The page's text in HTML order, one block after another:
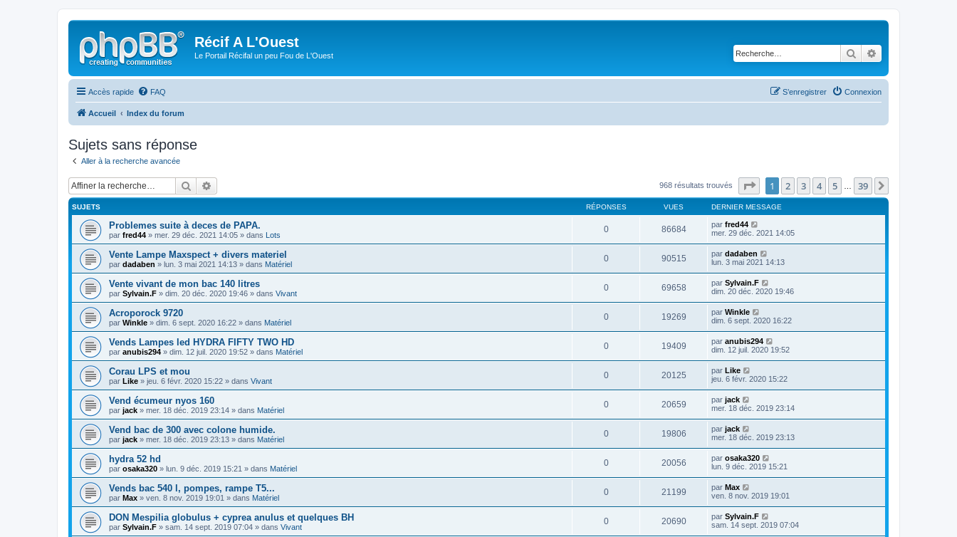
Récif A L'Ouest
Le Portail Récifal un peu Fou de L'Ouest Rechercher
Accès rapide FAQ Connexion
S’enregistrer
Accueil Index du forum
Sujets sans réponse
Aller à la recherche avancée
Rechercher 968 résultats trouvés Page sur39
1 2 3 4 5 39
SUJETS RÉPONSES VUES DERNIER MESSAGE
Problemes suite à deces de PAPA.
par fred44 » mer. 29 déc. 2021 14:05 » dans Lots
0 86684 par fred44
mer. 29 déc. 2021 14:05
Vente Lampe Maxspect + divers materiel
par dadaben » lun. 3 mai 2021 14:13 » dans Matériel
0 90515 par dadaben
lun. 3 mai 2021 14:13
Vente vivant de mon bac 140 litres
par Sylvain.F » dim. 20 déc. 2020 19:46 » dans Vivant
0 69658 par Sylvain.F
dim. 20 déc. 2020 19:46
Acroporock 9720
par Winkle » dim. 6 sept. 2020 16:22 » dans Matériel
0 19269 par Winkle
dim. 6 sept. 2020 16:22
Vends Lampes led HYDRA FIFTY TWO HD
par anubis294 » dim. 12 juil. 2020 19:52 » dans Matériel
0 19409 par anubis294
dim. 12 juil. 2020 19:52
Corau LPS et mou
par Like » jeu. 6 févr. 2020 15:22 » dans Vivant
0 20125 par Like
jeu. 6 févr. 2020 15:22
Vend écumeur nyos 160
par jack » mer. 18 déc. 2019 23:14 » dans Matériel
0 20659 par jack
mer. 18 déc. 2019 23:14
Vend bac de 300 avec colone humide.
par jack » mer. 18 déc. 2019 23:13 » dans Matériel
0 19806 par jack
mer. 18 déc. 2019 23:13
hydra 52 hd
par osaka320 » lun. 9 déc. 2019 15:21 » dans Matériel
0 20056 par osaka320
lun. 9 déc. 2019 15:21
Vends bac 540 l, pompes, rampe T5...
par Max » ven. 8 nov. 2019 19:01 » dans Matériel
0 21199 par Max
ven. 8 nov. 2019 19:01
DON Mespilia globulus + cyprea anulus et quelques BH
par Sylvain.F » sam. 14 sept. 2019 07:04 » dans Vivant
0 20690 par Sylvain.F
sam. 14 sept. 2019 07:04